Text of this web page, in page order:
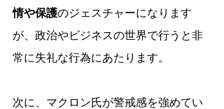
情や保護のジェスチャーになります
が、政治やビジネスの世界で行うと非
常に失礼な行為にあたります。
次に、マクロン氏が警戒感を強めてい